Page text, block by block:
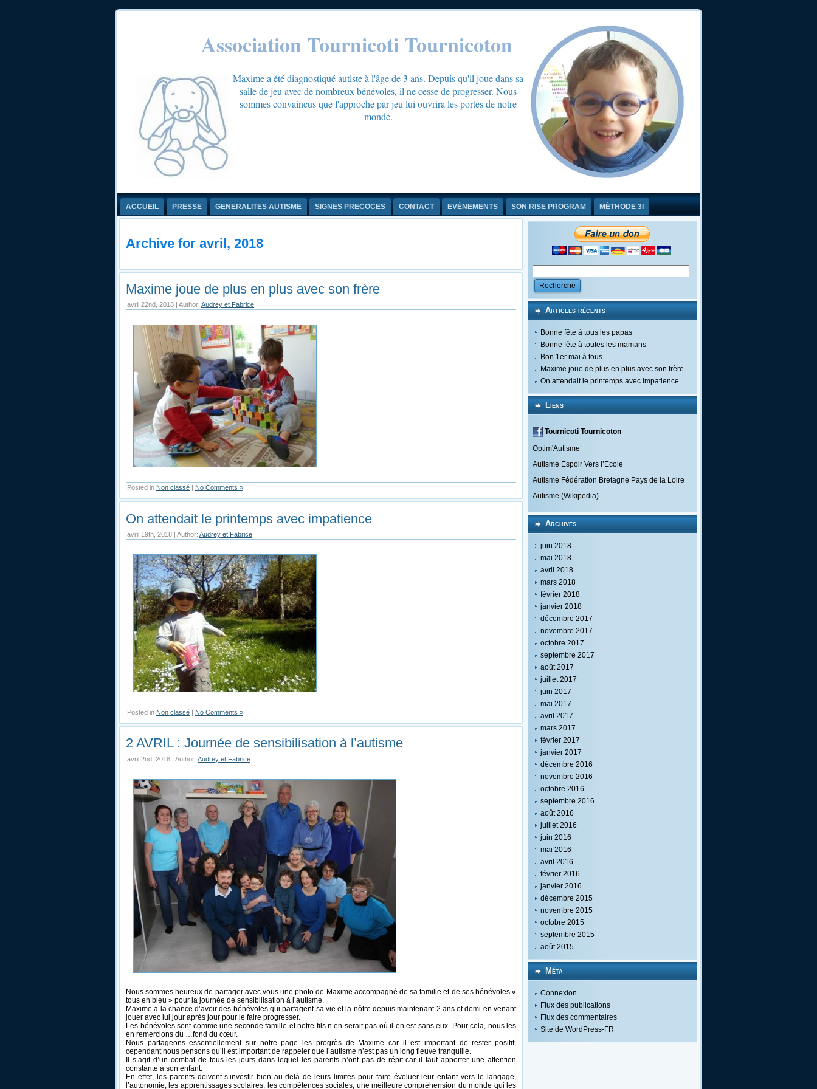
Association Tournicoti Tournicoton
Maxime a été diagnostiqué autiste à l'âge de 3 ans. Depuis qu'il joue dans sa
salle de jeu avec de nombreux bénévoles, il ne cesse de progresser. Nous
sommes convaincus que l'approche par jeu lui ouvrira les portes de notre
monde.
ACCUEIL PRESSE GENERALITES AUTISME SIGNES PRECOCES CONTACT EVÉNEMENTS SON RISE PROGRAM MÉTHODE 3I
Archive for avril, 2018
Maxime joue de plus en plus avec son frère
avril 22nd, 2018 | Author: Audrey et Fabrice
Posted in Non classé No Comments »
On attendait le printemps avec impatience
avril 19th, 2018 | Author: Audrey et Fabrice
Posted in Non classé | No Comments »
2 AVRIL : Journée de sensibilisation à l’autisme
avril 2nd, 2018 | Author: Audrey et Fabrice
Nous sommes heureux de partager avec vous une photo de Maxime accompagné de sa famille et de ses bénévoles «
tous en bleu » pour la journée de sensibilisation à l’autisme.
Maxime a la chance d’avoir des bénévoles qui partagent sa vie et la nôtre depuis maintenant 2 ans et demi en venant
jouer avec lui jour après jour pour le faire progresser.
Les bénévoles sont comme une seconde famille et notre fils n’en serait pas où il en est sans eux. Pour cela, nous les
en remercions du …fond du cœur.
Nous partageons essentiellement sur notre page les progrès de Maxime car il est important de rester positif,
cependant nous pensons qu’il est important de rappeler que l’autisme n’est pas un long fleuve tranquille.
Il s’agit d’un combat de tous les jours dans lequel les parents n’ont pas de répit car il faut apporter une attention
constante à son enfant.
En effet, les parents doivent s’investir bien au-delà de leurs limites pour faire évoluer leur enfant vers le langage,
l’autonomie, les apprentissages scolaires, les compétences sociales, une meilleure compréhension du monde qui les
Articles récents
Bonne fête à tous les papas
Bonne fête à toutes les mamans
Bon 1er mai à tous
Maxime joue de plus en plus avec son frère
On attendait le printemps avec impatience
Liens
Tournicoti Tournicoton
Optim'Autisme
Autisme Espoir Vers l’Ecole
Autisme Fédération Bretagne Pays de la Loire
Autisme (Wikipedia)
Archives
juin 2018
mai 2018
avril 2018
mars 2018
février 2018
janvier 2018
décembre 2017
novembre 2017
octobre 2017
septembre 2017
août 2017
juillet 2017
juin 2017
mai 2017
avril 2017
mars 2017
février 2017
janvier 2017
décembre 2016
novembre 2016
octobre 2016
septembre 2016
août 2016
juillet 2016
juin 2016
mai 2016
avril 2016
février 2016
janvier 2016
décembre 2015
novembre 2015
octobre 2015
septembre 2015
août 2015
Méta
Connexion
Flux des publications
Flux des commentaires
Site de WordPress-FR